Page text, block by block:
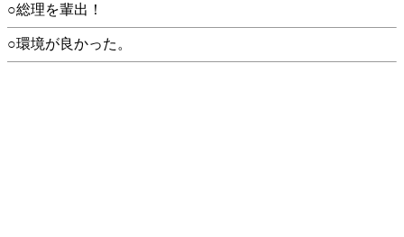
○総理を輩出！
○環境が良かった。